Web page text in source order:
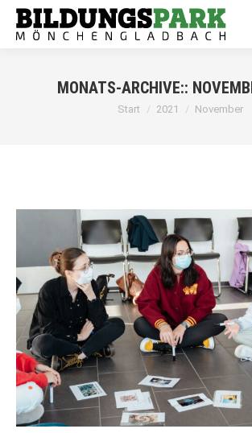
MONATS-ARCHIVE::
Sie befinden sich hier:
Start 2021 November